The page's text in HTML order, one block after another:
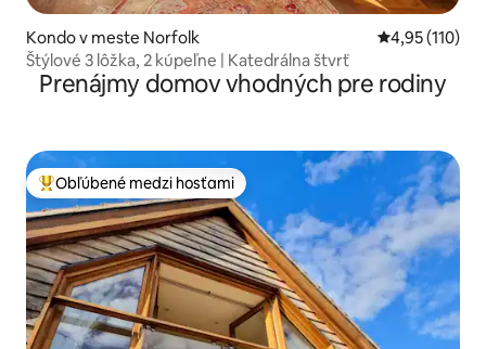
Kondo v meste Norfolk Priemerné
4,95 (110)
Štýlové 3 lôžka, 2 kúpeľne | Katedrálna štvrť
Prenájmy domov vhodných pre rodiny
Najobľúbenejšie medzi hosťami
Obľúbené medzi hosťami